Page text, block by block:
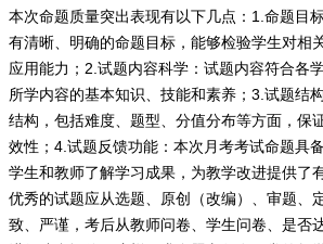
本次命题质量突出表现有以下几点：1.命题目
有清晰、明确的命题目标，能够检验学生对相
应用能力；2.试题内容科学：试题内容符合各
所学内容的基本知识、技能和素养；3.试题结
结构，包括难度、题型、分值分布等方面，保
效性；4.试题反馈功能：本次月考考试命题具
学生和教师了解学习成果，为教学改进提供了
优秀的试题应从选题、原创（改编）、审题、
致、严谨，考后从教师问卷、学生问卷、是否